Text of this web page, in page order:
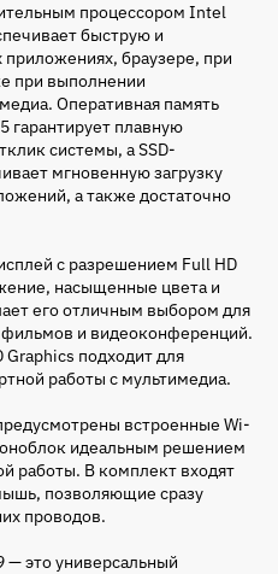
процессором Intel
быструю и
браузере, при
при выполнении
Оперативная память
гарантирует плавную
системы, а SSD-
мгновенную загрузку
а также достаточно
с разрешением Full HD
насыщенные цвета и
его отличным выбором для
и видеоконференций.
подходит для
работы с мультимедиа.
встроенные Wi-
идеальным решением
работы. В комплект входят
позволяющие сразу
проводов.
— это универсальный